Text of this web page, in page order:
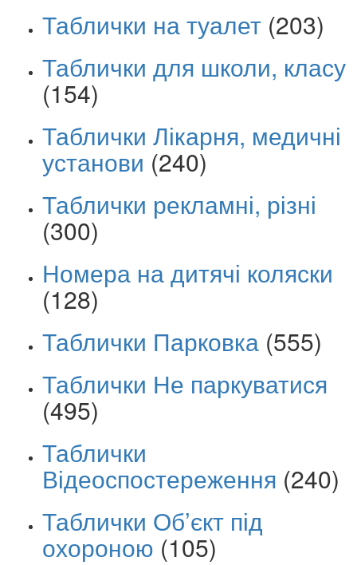
Таблички на туалет (203)
Таблички для школи, класу
(154)
Таблички Лікарня, медичні
установи (240)
Таблички рекламні, різні
(300)
Номера на дитячі коляски
(128)
Таблички Парковка (555)
Таблички Не паркуватися
(495)
Таблички
Відеоспостереження (240)
Таблички Об’єкт під
охороною (105)